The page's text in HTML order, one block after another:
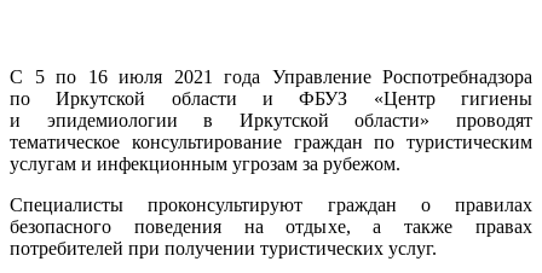
С 5 по 16 июля 2021 года Управление Роспотребнадзора
по Иркутской области и ФБУЗ «Центр гигиены
и эпидемиологии в Иркутской области» проводят
тематическое консультирование граждан по туристическим
услугам и инфекционным угрозам за рубежом.
Специалисты проконсультируют граждан о правилах
безопасного поведения на отдыхе, а также правах
потребителей при получении туристических услуг.